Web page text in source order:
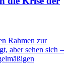
Rahmen zur
aber sehen sich –